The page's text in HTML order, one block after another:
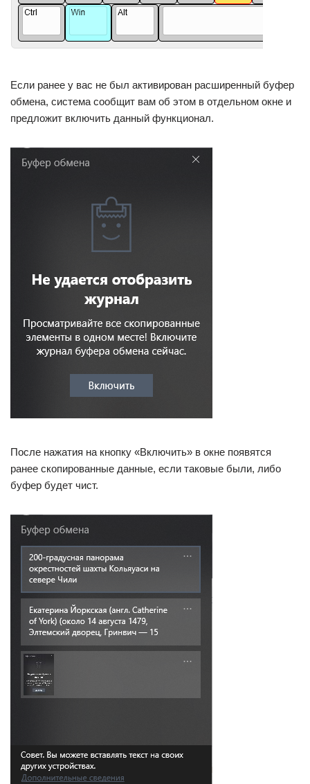
Если ранее у вас не был активирован расширенный буфер
обмена, система сообщит вам об этом в отдельном окне и
предложит включить данный функционал.
После нажатия на кнопку «Включить» в окне появятся
ранее скопированные данные, если таковые были, либо
буфер будет чист.